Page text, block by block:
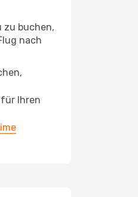
zu buchen,
nach
für Ihren